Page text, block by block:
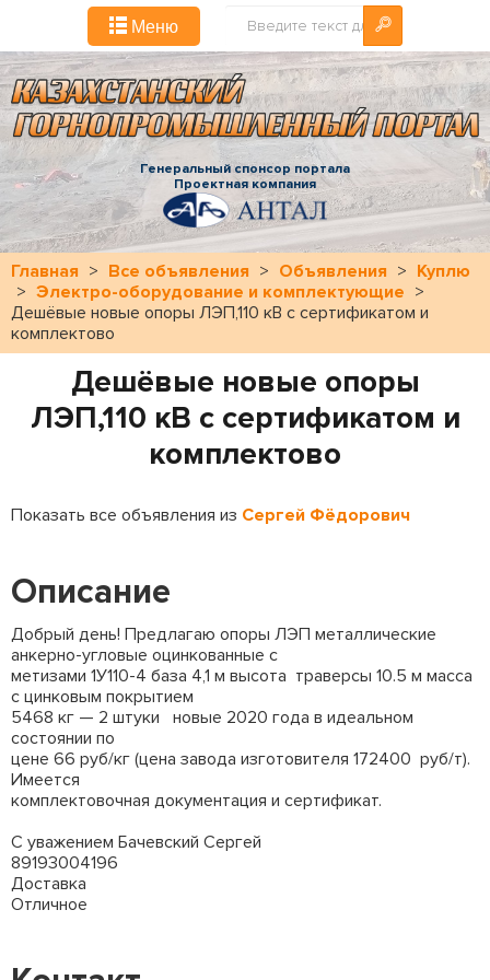
Меню
Генеральный спонсор портала
Проектная компания
Главная > Все объявления > Объявления > Куплю
> Электро-оборудование и комплектующие >
Дешёвые новые опоры ЛЭП,110 кВ с сертификатом и
комплектово
Дешёвые новые опоры
ЛЭП,110 кВ с сертификатом и
комплектово
Показать все объявления из Сергей Фёдорович
Описание
Добрый день! Предлагаю опоры ЛЭП металлические
анкерно-угловые оцинкованные с
метизами 1У110-4 база 4,1 м высота траверсы 10.5 м масса
с цинковым покрытием
5468 кг — 2 штуки новые 2020 года в идеальном
состоянии по
цене 66 руб/кг (цена завода изготовителя 172400 руб/т).
Имеется
комплектовочная документация и сертификат.
С уважением Бачевский Сергей
89193004196
Доставка
Отличное